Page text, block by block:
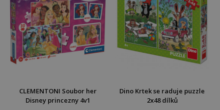
CLEMENTONI Soubor her
Disney princezny 4v1
Dino Krtek se raduje puzzle
2x48 dílků